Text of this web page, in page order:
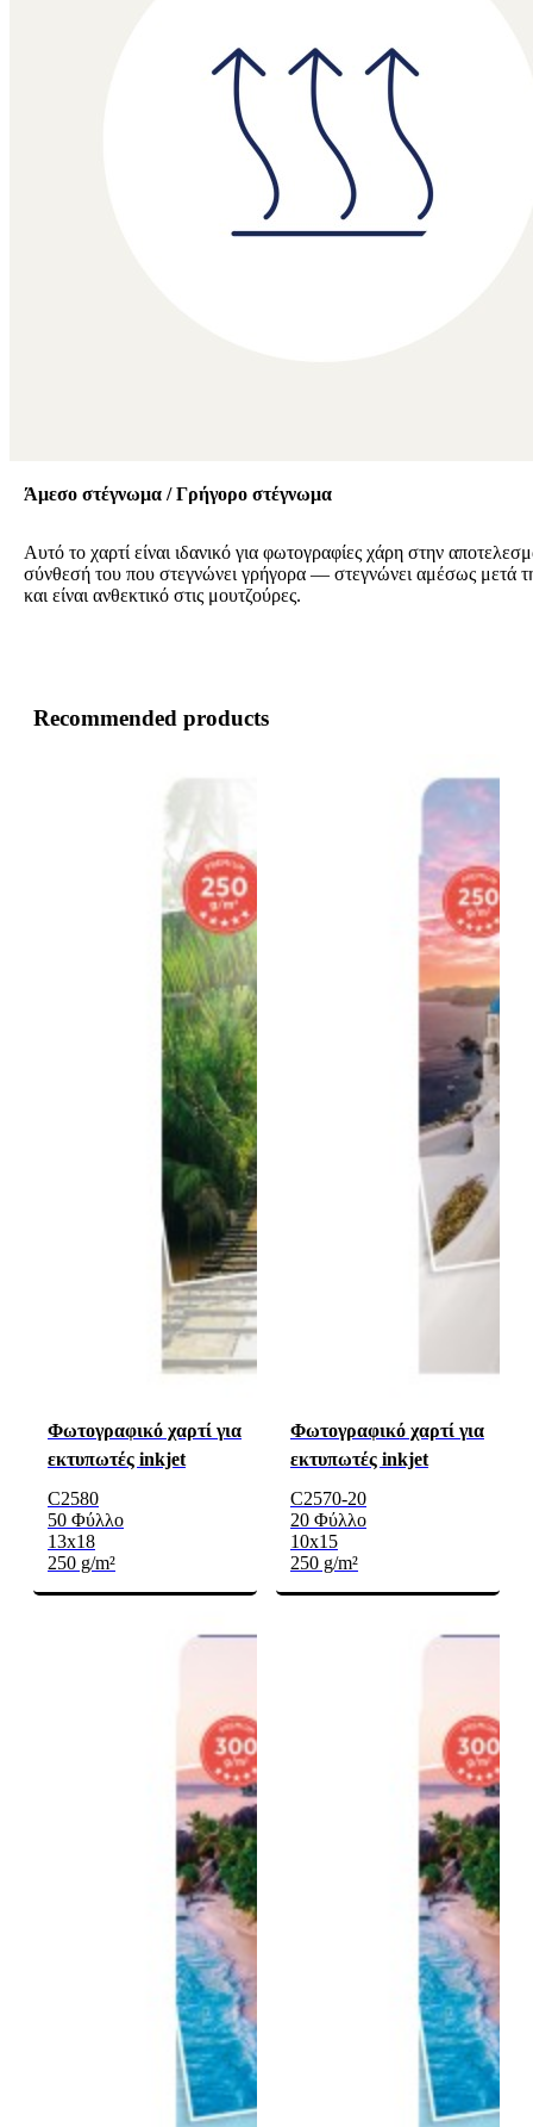
Άμεσο στέγνωμα / Γρήγορο στέγνωμα
Αυτό το χαρτί είναι ιδανικό για φωτογραφίες χάρη στην
σύνθεσή του που στεγνώνει γρήγορα — στεγνώνει αμέσως μετά
και είναι ανθεκτικό στις μουτζούρες.
Recommended products
Φωτογραφικό χαρτί για
εκτυπωτές inkjet
C2580
50 Φύλλο
13x18
250 g/m²
Φωτογραφικό χαρτί για
εκτυπωτές inkjet
C2570-20
20 Φύλλο
10x15
250 g/m²